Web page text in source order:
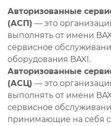
Авторизованные
(АСП) — это
выполнять от имени
сервисное
оборудования BAXI.
Авторизованные
(АСЦ) — это
выполнять от имени
сервисное
принимающие на себя